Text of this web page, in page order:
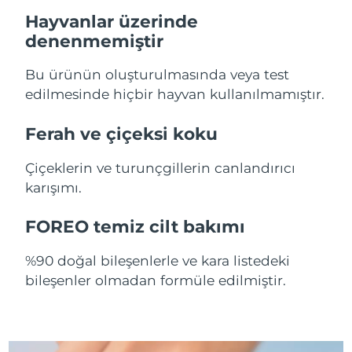
Hayvanlar üzerinde
denenmemiştir
Bu ürünün oluşturulmasında veya test
edilmesinde hiçbir hayvan kullanılmamıştır.
Ferah ve çiçeksi koku
Çiçeklerin ve turunçgillerin canlandırıcı
karışımı.
FOREO temiz cilt bakımı
%90 doğal bileşenlerle ve kara listedeki
bileşenler olmadan formüle edilmiştir.
Slovakya
Slovenya Tahmini teslim tarihi8/10/26
Güney Kore Tahmini teslim tarihi
İspanya
İsveç Tahmini teslim tarihi
İsviçre Tahmini teslim tarihi8/10/26
Tayvan Tahmini teslim tarihi